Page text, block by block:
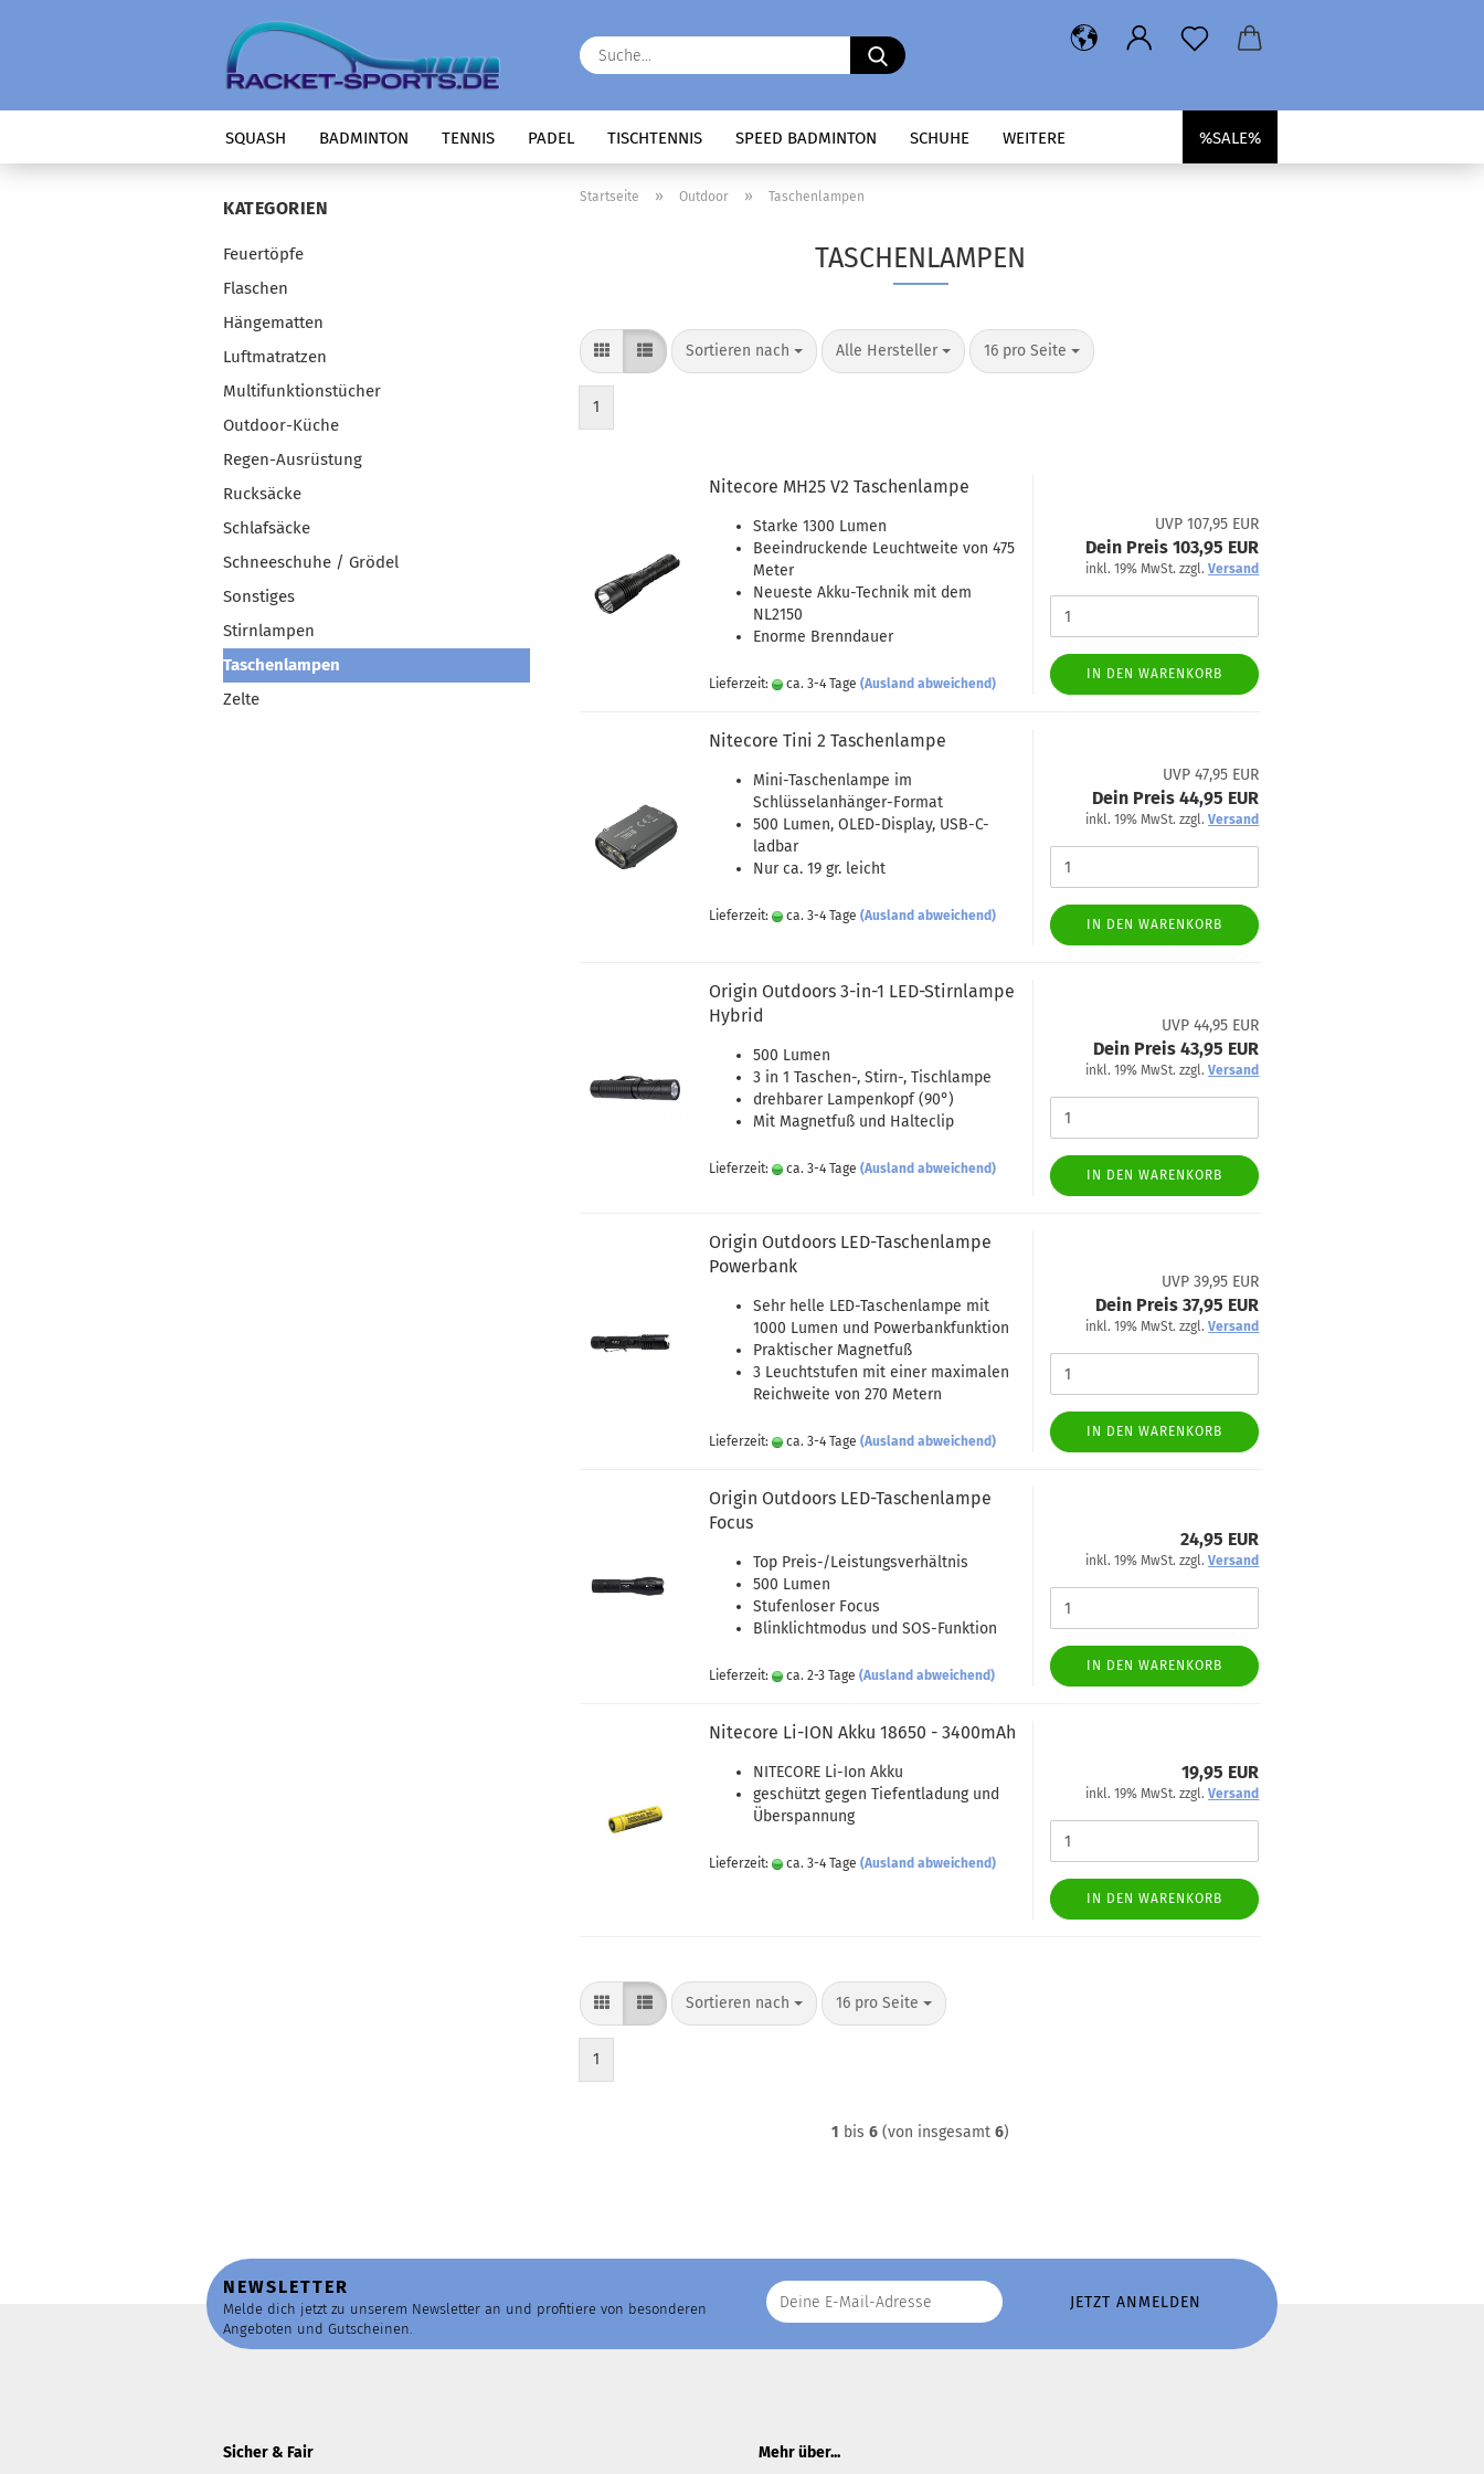
Suche...
SQUASH BADMINTON TENNIS PADEL TISCHTENNIS SPEED BADMINTON SCHUHE %SALE%
WEITERE
Startseite » Outdoor » Taschenlampen
TASCHENLAMPEN
Sortieren nach
Sortieren nach Alle Hersteller
pro Seite 16 pro Seite
pro Seite
1
Nitecore MH25 V2 Taschenlampe
Starke 1300 Lumen
Beeindruckende Leuchtweite von 475
Meter
Neueste Akku-Technik mit dem
NL2150
Enorme Brenndauer
Lieferzeit: ca. 3-4 Tage (Ausland abweichend)
UVP 107,95 EUR
Dein Preis 103,95 EUR
inkl. 19% MwSt. zzgl.Versand
IN DEN WARENKORB
Nitecore Tini 2 Taschenlampe
Mini-Taschenlampe im
Schlüsselanhänger-Format
500 Lumen, OLED-Display, USB-C-
ladbar
Nur ca. 19 gr. leicht
Lieferzeit: ca. 3-4 Tage (Ausland abweichend)
UVP 47,95 EUR
Dein Preis 44,95 EUR
inkl. 19% MwSt. zzgl.Versand
IN DEN WARENKORB
Origin Outdoors 3-in-1 LED-Stirnlampe
Hybrid
500 Lumen
3 in 1 Taschen-, Stirn-, Tischlampe
drehbarer Lampenkopf (90°)
Mit Magnetfuß und Halteclip
Lieferzeit: ca. 3-4 Tage (Ausland abweichend)
UVP 44,95 EUR
Dein Preis 43,95 EUR
inkl. 19% MwSt. zzgl.Versand
IN DEN WARENKORB
Origin Outdoors LED-Taschenlampe
Powerbank
Sehr helle LED-Taschenlampe mit
1000 Lumen und Powerbankfunktion
Praktischer Magnetfuß
3 Leuchtstufen mit einer maximalen
Reichweite von 270 Metern
Lieferzeit: ca. 3-4 Tage (Ausland abweichend)
UVP 39,95 EUR
Dein Preis 37,95 EUR
inkl. 19% MwSt. zzgl.Versand
IN DEN WARENKORB
Origin Outdoors LED-Taschenlampe
Focus
Top Preis-/Leistungsverhältnis
500 Lumen
Stufenloser Focus
Blinklichtmodus und SOS-Funktion
Lieferzeit: ca. 2-3 Tage (Ausland abweichend)
24,95 EUR
inkl. 19% MwSt. zzgl.Versand
IN DEN WARENKORB
Nitecore Li-ION Akku 18650 - 3400mAh
NITECORE Li-Ion Akku
geschützt gegen Tiefentladung und
Überspannung
Lieferzeit: ca. 3-4 Tage (Ausland abweichend)
19,95 EUR
inkl. 19% MwSt. zzgl.Versand
IN DEN WARENKORB
Sortieren nach
Sortieren nach 16 pro Seite
pro Seite
1
1 bis6 (von insgesamt6)
KATEGORIEN
Feuertöpfe
Flaschen
Hängematten
Luftmatratzen
Multifunktionstücher
Outdoor-Küche
Regen-Ausrüstung
Rucksäcke
Schlafsäcke
Schneeschuhe / Grödel
Sonstiges
Stirnlampen
Taschenlampen
Zelte
NEWSLETTER
Melde dich jetzt zu unserem Newsletter an und profitiere von besonderen
Angeboten und Gutscheinen.
Sicher & Fair Mehr über...